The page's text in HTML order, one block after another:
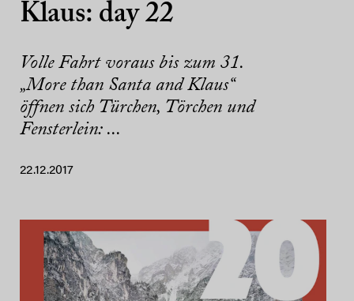
Klaus: day 22
Volle Fahrt voraus bis zum 31.
„More than Santa and Klaus“
öffnen sich Türchen, Törchen und
Fensterlein: ...
22.12.2017